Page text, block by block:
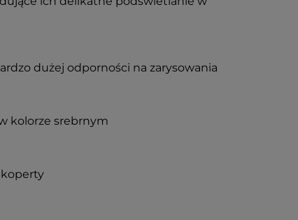
dużej odporności na zarysowania
kolorze srebrnym
koperty